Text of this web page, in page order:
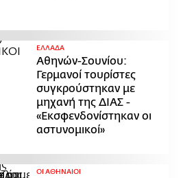
ΕΛΛΑΔΑ
Αθηνών-Σουνίου:
Γερμανοί τουρίστες
συγκρούστηκαν με
μηχανή της ΔΙΑΣ -
«Εκσφενδονίστηκαν οι
αστυνομικοί»
ΟΙ ΑΘΗΝΑΙΟΙ